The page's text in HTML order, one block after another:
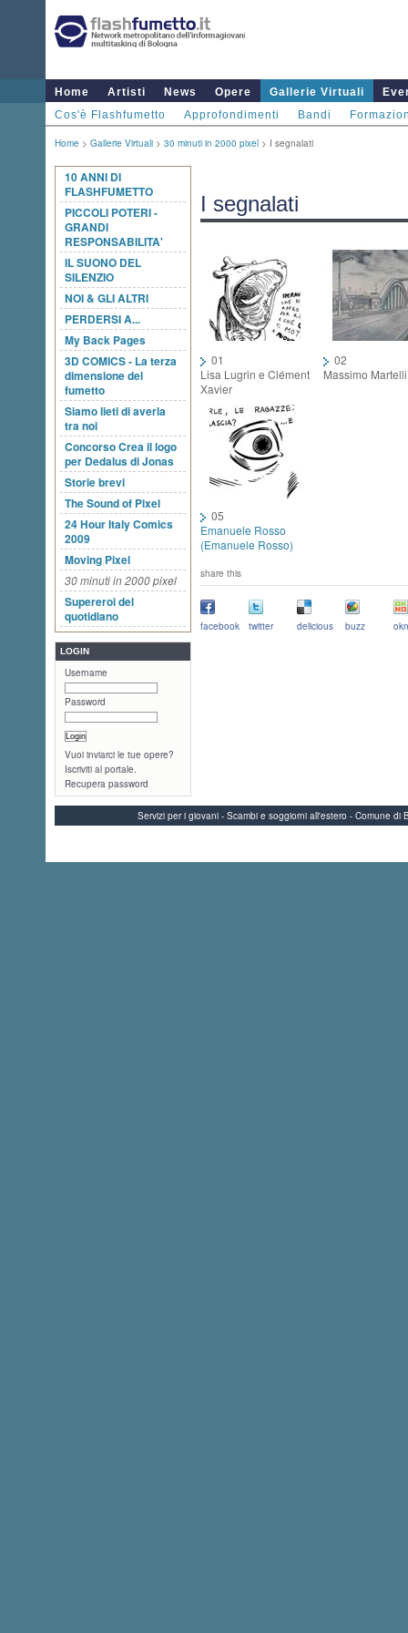
Home Artisti News Opere Gallerie Virtuali
Cos'è Flashfumetto
Approfondimenti Bandi
Home > Gallerie Virtuali > 30 minuti in 2000 pixel > I segnalati
10 ANNI DI
FLASHFUMETTO
PICCOLI POTERI -
GRANDI
RESPONSABILITA'
IL SUONO DEL
SILENZIO
NOI & GLI ALTRI
PERDERSI A...
My Back Pages
3D COMICS - La terza
dimensione del
fumetto
Siamo lieti di averla
tra noi
Concorso Crea il logo
per Dedalus di Jonas
Storie brevi
The Sound of Pixel
24 Hour Italy Comics
2009
Moving Pixel
30 minuti in 2000 pixel
Supereroi del
quotidiano
LOGIN
Username
Password
Vuoi inviarci le tue opere?
Iscriviti al portale.
Recupera password
I segnalati
01
Lisa Lugrin e Clément
Xavier
02
Massimo Martelli
05
Emanuele Rosso
(Emanuele Rosso)
share this
facebook twitter delicious buzz
Servizi per i giovani - Scambi e soggiorni all'estero - Comune